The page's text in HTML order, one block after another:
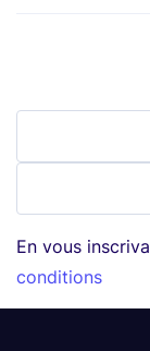
En vous
conditions